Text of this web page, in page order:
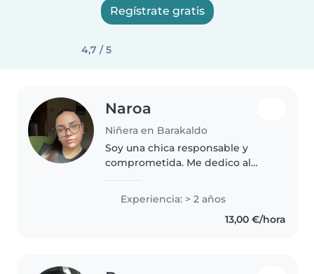
Regístrate gratis
4,7 / 5
Naroa
Niñera en Barakaldo
Soy una chica responsable y
comprometida. Me dedico al
entorno seguro y de confianza.
Tengo paciencia y empatía. Entre
semana doy clases particulares,..
Experiencia: > 2 años
13,00 €/hora